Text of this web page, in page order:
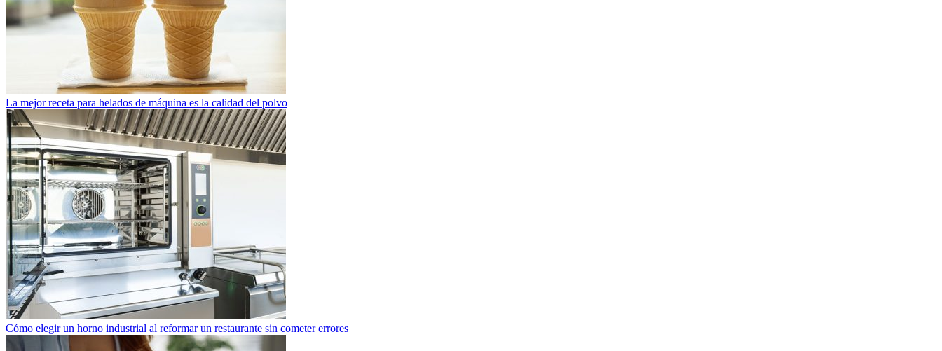
La mejor receta para helados de máquina es la calidad del polvo
Cómo elegir un horno industrial al reformar un restaurante sin cometer errores